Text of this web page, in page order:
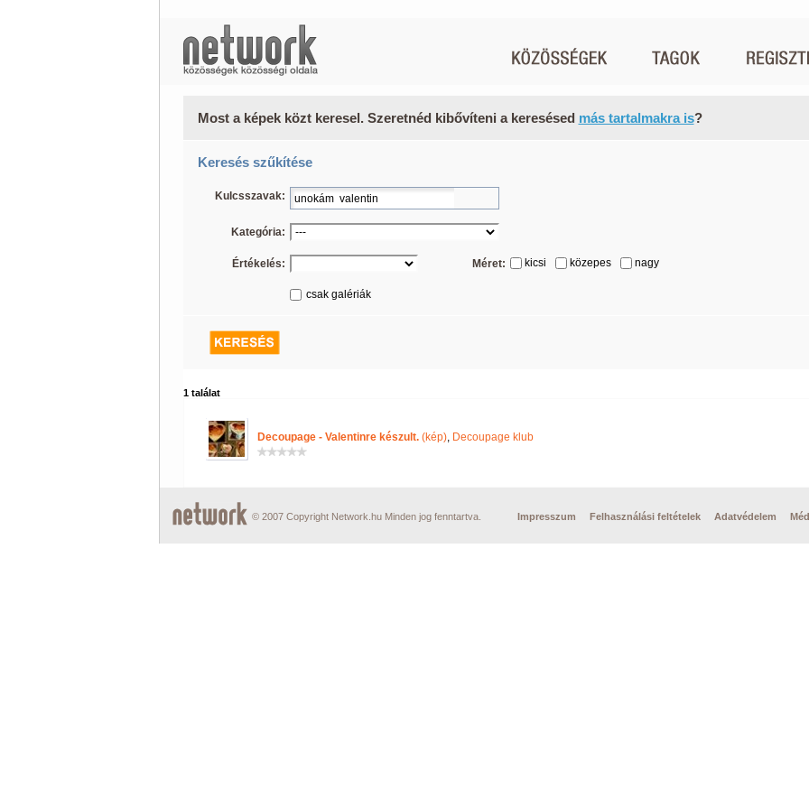
Most a képek közt keresel. Szeretnéd kibővíteni a keresésed más tartalmakra is?
Keresés szűkítése
Kulcsszavak:
Kategória:
Értékelés: Méret: kicsi közepes nagy
csak galériák
1 találat
Decoupage - Valentinre készult.(kép), Decoupage klub
© 2007 Copyright Network.hu Minden jog fenntartva. Impresszum Felhasználási feltételek Adatvédelem